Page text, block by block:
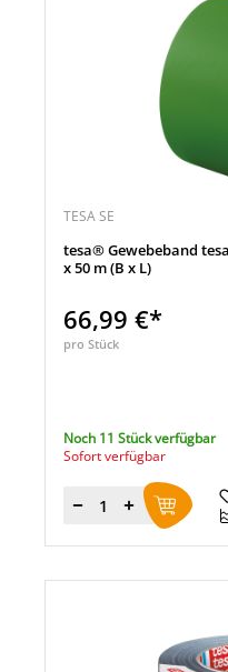
TESA SE
tesa® Gewebeband
x 50 m (B x L)
66,99 €*
pro Stück
Noch 11 Stück verfügbar
Sofort verfügbar
Menge